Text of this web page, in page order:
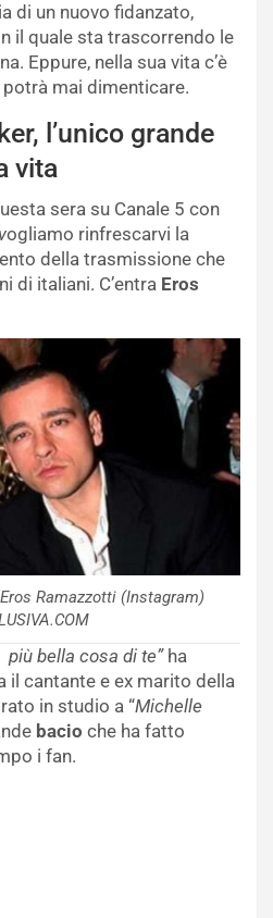
di un nuovo fidanzato,
il quale sta trascorrendo le
Eppure, nella sua vita c’è
mai dimenticare.
l’unico grande
vita
sera su Canale 5 con
ogliamo rinfrescarvi la
della trasmissione che
di italiani. C’entra Eros
Ramazzotti (Instagram)
più bella cosa di te”ha
il cantante e ex marito della
in studio a “Michelle
bacio che ha fatto
i fan.